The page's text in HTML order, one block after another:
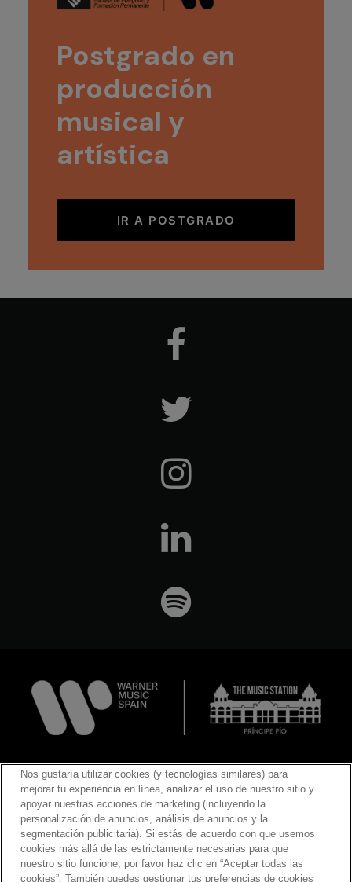
Postgrado en
producción
musical y
artística
IR A POSTGRADO
Política de privacidad·Aviso Legal·Cookies·Hoja de
reclamaciones·Política de grabación de
conciertos · Descarga de responsabilidad
Política de Cookies · Ajustes de Cookies
Nos gustaría utilizar cookies (y tecnologías similares) para
mejorar tu experiencia en línea, analizar el uso de nuestro sitio y
apoyar nuestras acciones de marketing (incluyendo la
personalización de anuncios, análisis de anuncios y la
segmentación publicitaria). Si estás de acuerdo con que usemos
cookies más allá de las estrictamente necesarias para que
nuestro sitio funcione, por favor haz clic en “Aceptar todas las
cookies”. También puedes gestionar tus preferencias de cookies